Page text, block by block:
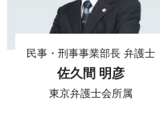
民事・刑事事業部長 弁護士
佐久間 明彦
東京弁護士会所属